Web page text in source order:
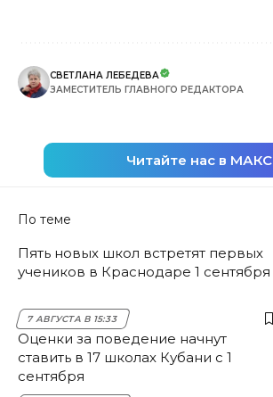
СВЕТЛАНА ЛЕБЕДЕВА
ЗАМЕСТИТЕЛЬ ГЛАВНОГО РЕДАКТОРА
Читайте нас в МАКС
По теме
Пять новых школ встретят первых
учеников в Краснодаре 1 сентября
7 АВГУСТА В 15:33
Оценки за поведение начнут
ставить в 17 школах Кубани с 1
сентября